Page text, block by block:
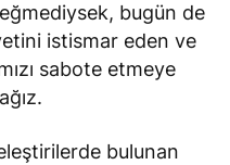
bugün de
istismar eden ve
sabote etmeye
bulunan